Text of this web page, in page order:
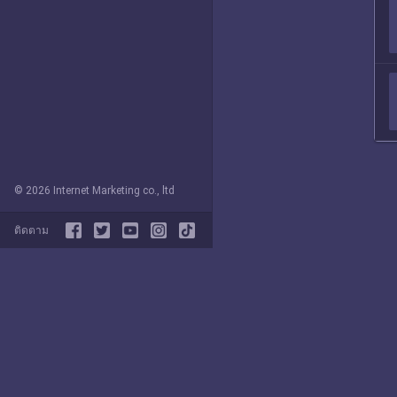
© 2026 Internet Marketing co., ltd
ติดตาม